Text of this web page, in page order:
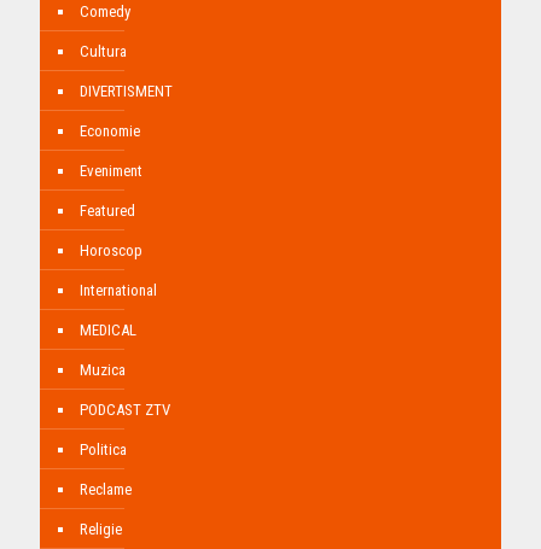
Comedy
Cultura
DIVERTISMENT
Economie
Eveniment
Featured
Horoscop
International
MEDICAL
Muzica
PODCAST ZTV
Politica
Reclame
Religie